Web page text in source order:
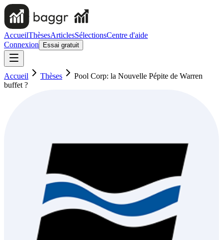
AccueilThèsesArticlesSélectionsCentre d'aide
Connexion
Essai gratuit
Accueil Thèses
Pool Corp: la Nouvelle Pépite de Warren
buffet ?